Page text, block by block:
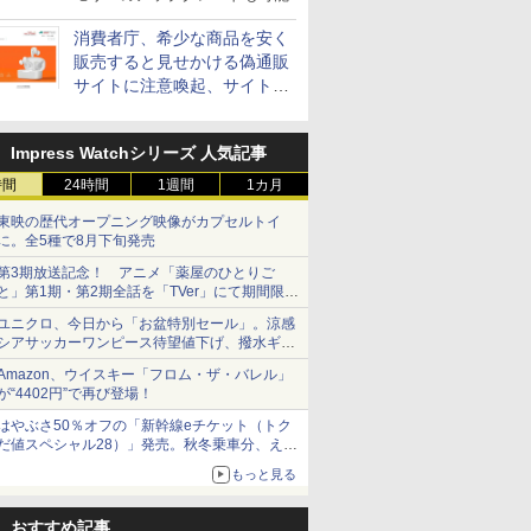
消費者庁、希少な商品を安く
販売すると見せかける偽通販
サイトに注意喚起、サイト名
Impress Watchシリーズ 人気記事
24時間 1週間 1カ月
映の歴代オープニング映像がカプセルトイ
。全5種で8月下旬発売
3期放送記念！ アニメ「薬屋のひとりご
」第1期・第2期全話を「TVer」にて期間限定
順次無料配信開始
ニクロ、今日から「お盆特別セール」。涼感
アサッカーワンピース待望値下げ、撥水ギア
ョーツは1990円に
、ウイスキー「フロム・ザ・バレル」
“4402円”で再び登場！
やぶさ50％オフの「新幹線eチケット（トク
値スペシャル28）」発売。秋冬乗車分、えき
もっと見る